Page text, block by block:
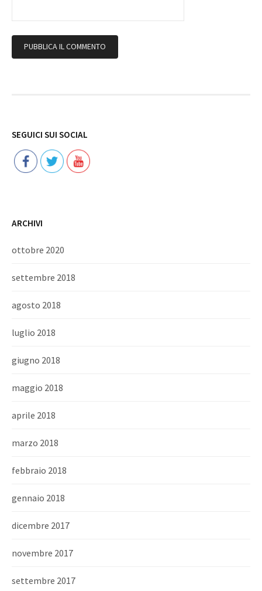
SEGUICI SUI SOCIAL
ARCHIVI
ottobre 2020
settembre 2018
agosto 2018
luglio 2018
giugno 2018
maggio 2018
aprile 2018
marzo 2018
febbraio 2018
gennaio 2018
dicembre 2017
novembre 2017
settembre 2017